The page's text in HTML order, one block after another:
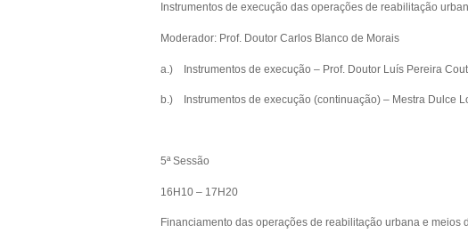
Instrumentos de execução das operações de reabilitação
Moderador: Prof. Doutor Carlos Blanco de Morais
a.) Instrumentos de execução – Prof. Doutor Luís Pereira
b.) Instrumentos de execução (continuação) – Mestra Dulce
5ª Sessão
16H10 – 17H20
Financiamento das operações de reabilitação urbana e meios